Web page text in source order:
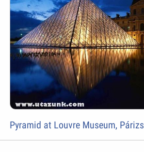
Pyramid at Louvre Museum, Párizs